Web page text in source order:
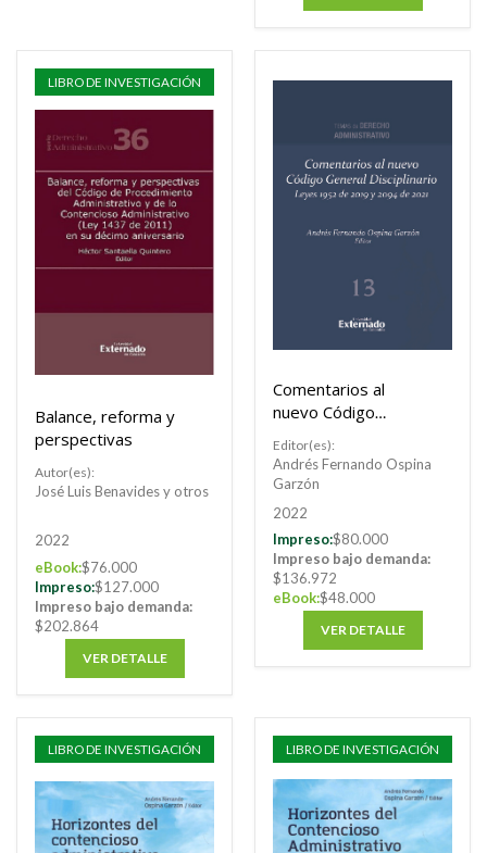
LIBRO DE INVESTIGACIÓN
Balance, reforma y
perspectivas
Autor(es):
José Luis Benavides y otros
2022
eBook:$76.000
Impreso:$127.000
Impreso bajo demanda:
$202.864
VER DETALLE
Comentarios al
nuevo Código
Editor(es):
Andrés Fernando Ospina
Garzón
2022
Impreso:$80.000
Impreso bajo demanda:
$136.972
eBook:$48.000
VER DETALLE
LIBRO DE INVESTIGACIÓN LIBRO DE INVESTIGACIÓN